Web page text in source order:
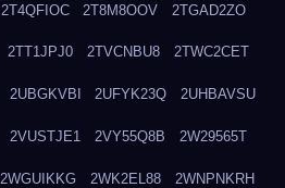
2T4QFIOC 2T8M8OOV 2TGAD2ZO
2TT1JPJ0 2TVCNBU8 2TWC2CET
2UBGKVBI 2UFYK23Q 2UHBAVSU
2VUSTJE1 2VY55Q8B 2W29565T
2WGUIKKG 2WK2EL88 2WNPNKRH